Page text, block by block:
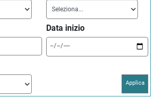
Data inizio